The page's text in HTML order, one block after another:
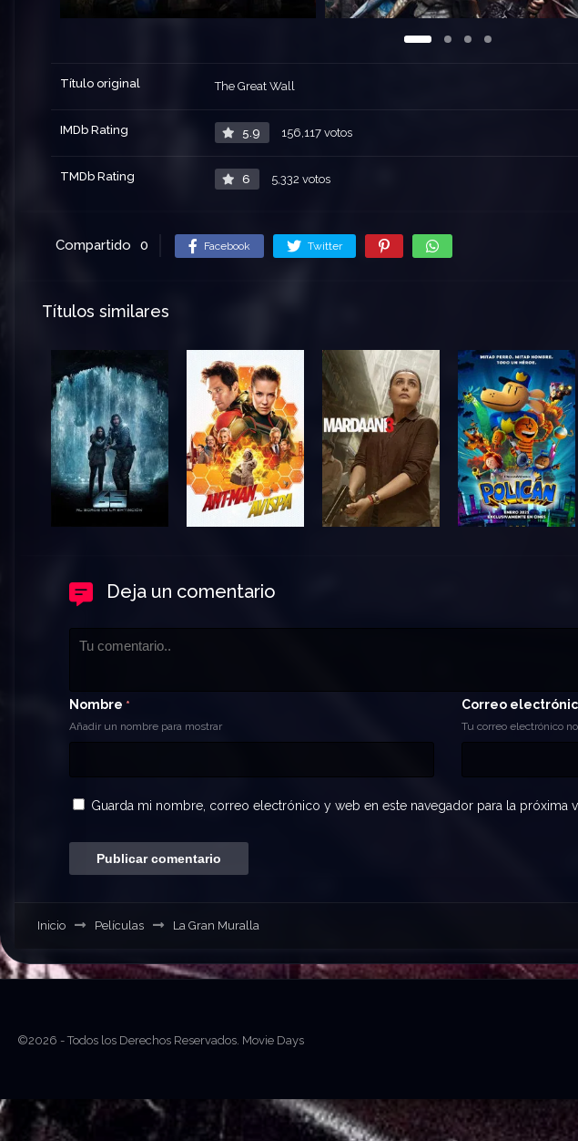
Título original The Great Wall
IMDb Rating 5.9 156,117 votos
TMDb Rating 6 5,332 votos
Compartido 0 Facebook Twitter
Títulos similares
Deja un comentario
Nombre *
Añadir un nombre para mostrar
Correo
Tu correo electrónico
Guarda mi nombre, correo electrónico y web en este navegador para la próxima
Inicio Películas La Gran Muralla
©2026 - Todos los Derechos Reservados. Movie Days